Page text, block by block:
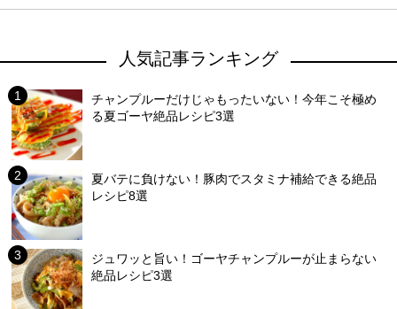
人気記事ランキング
チャンプルーだけじゃもったいない！今年こそ極め
る夏ゴーヤ絶品レシピ3選
夏バテに負けない！豚肉でスタミナ補給できる絶品
レシピ8選
ジュワッと旨い！ゴーヤチャンプルーが止まらない
絶品レシピ3選